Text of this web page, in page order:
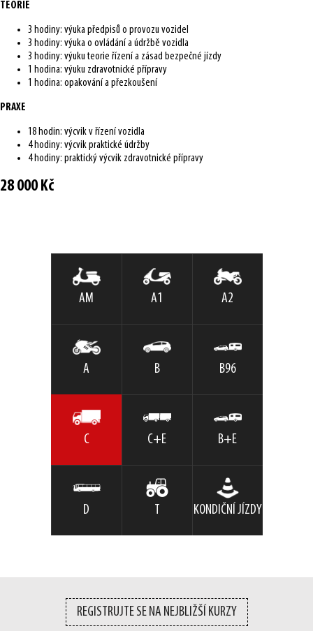
TEORIE
3 hodiny: výuka předpisů o provozu vozidel
3 hodiny: výuka o ovládání a údržbě vozidla
3 hodiny: výuku teorie řízení a zásad bezpečné jízdy
1 hodina: výuku zdravotnické přípravy
1 hodina: opakování a přezkoušení
PRAXE
18 hodin: výcvik v řízení vozidla
4 hodiny: výcvik praktické údržby
4 hodiny: praktický výcvik zdravotnické přípravy
28 000 Kč
AM A1 A2
A B B96
C C+E B+E
D T KONDIČNÍ JÍZDY
REGISTRUJTE SE NA NEJBLIŽŠÍ KURZY